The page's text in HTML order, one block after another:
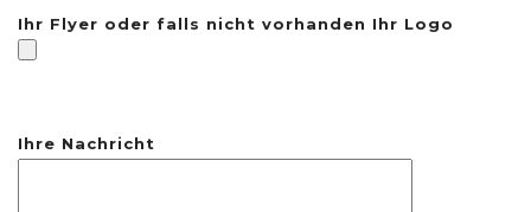
Ihr Flyer oder falls nicht vorhanden Ihr Logo
Ihre Nachricht